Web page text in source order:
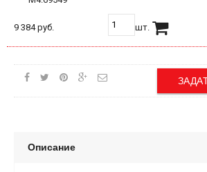
9 384 руб. шт.
Описание